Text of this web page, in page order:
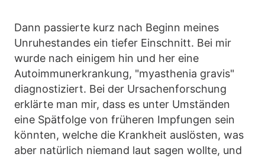
Dann passierte kurz nach Beginn meines
Unruhestandes ein tiefer Einschnitt. Bei mir
wurde nach einigem hin und her eine
Autoimmunerkrankung, "myasthenia gravis"
diagnostiziert. Bei der Ursachenforschung
erklärte man mir, dass es unter Umständen
eine Spätfolge von früheren Impfungen sein
könnten, welche die Krankheit auslösten, was
aber natürlich niemand laut sagen wollte, und